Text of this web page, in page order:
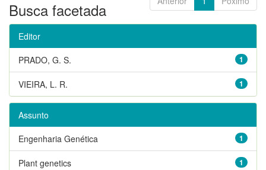
Busca facetada
Editor
1
PRADO, G. S.
1
VIEIRA, L. R.
Assunto
1
Engenharia Genética
1
Plant genetics